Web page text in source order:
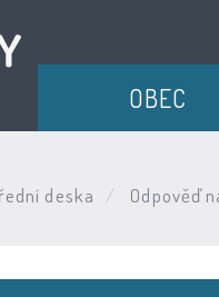
OBEC
deska Odpověď